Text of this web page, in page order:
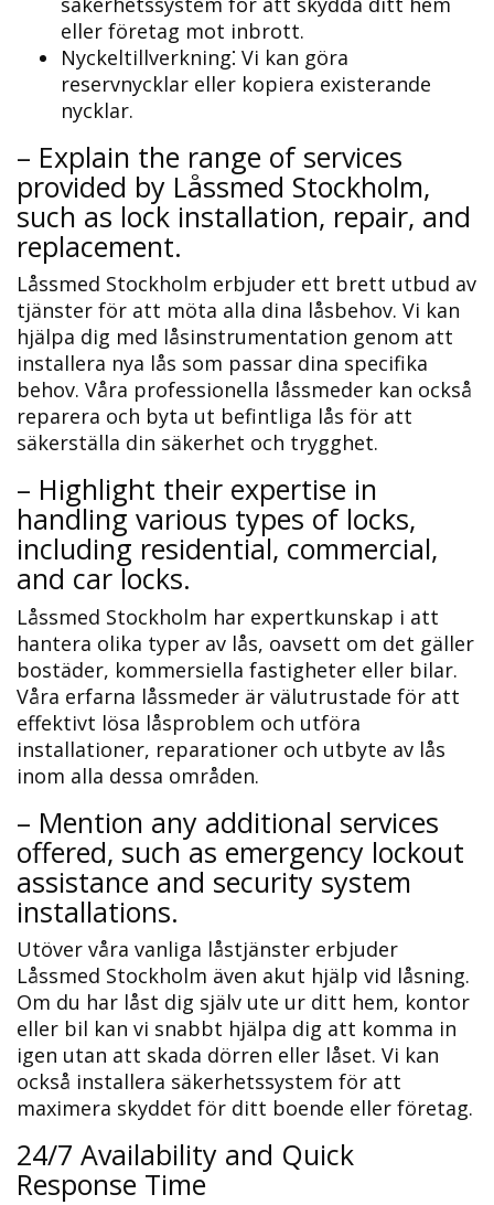
eller företag mot inbrott.​
Nyckeltillverkning⁚ Vi kan göra
reservnycklar eller kopiera existerande
nycklar.​
– Explain the range of services
provided by Låssmed Stockholm,
such as lock installation, repair, and
replacement.​
Låssmed Stockholm erbjuder ett brett utbud av
tjänster för att möta alla dina låsbehov.​ Vi kan
hjälpa dig med låsinstrumentation genom att
installera nya lås som passar dina specifika
behov.​ Våra professionella låssmeder kan också
reparera och byta ut befintliga lås för att
säkerställa din säkerhet och trygghet.
– Highlight their expertise in
handling various types of locks,
including residential, commercial,
and car locks.
Låssmed Stockholm har expertkunskap i att
hantera olika typer av lås, oavsett om det gäller
bostäder, kommersiella fastigheter eller bilar.​
Våra erfarna låssmeder är välutrustade för att
effektivt lösa låsproblem och utföra
installationer, reparationer och utbyte av lås
inom alla dessa områden.​
– Mention any additional services
offered, such as emergency lockout
assistance and security system
installations.​
Utöver våra vanliga låstjänster erbjuder
Låssmed Stockholm även akut hjälp vid låsning.​
Om du har låst dig själv ute ur ditt hem, kontor
eller bil kan vi snabbt hjälpa dig att komma in
igen utan att skada dörren eller låset. Vi kan
också installera säkerhetssystem för att
maximera skyddet för ditt boende eller företag.​
24/7 Availability and Quick
Response Time